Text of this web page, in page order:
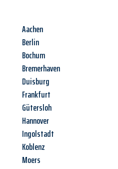
Aachen
Berlin
Bochum
Bremerhaven
Duisburg
Frankfurt
Gütersloh
Hannover
Ingolstadt
Koblenz
Moers